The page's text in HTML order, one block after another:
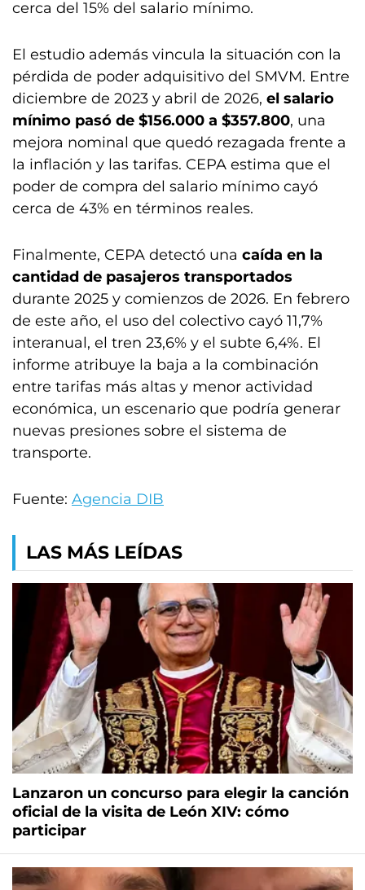
cerca del 15% del salario mínimo.
El estudio además vincula la situación con la
pérdida de poder adquisitivo del SMVM. Entre
diciembre de 2023 y abril de 2026, el salario
mínimo pasó de $156.000 a $357.800, una
mejora nominal que quedó rezagada frente a
la inflación y las tarifas. CEPA estima que el
poder de compra del salario mínimo cayó
cerca de 43% en términos reales.
Finalmente, CEPA detectó una caída en la
cantidad de pasajeros transportados
durante 2025 y comienzos de 2026. En febrero
de este año, el uso del colectivo cayó 11,7%
interanual, el tren 23,6% y el subte 6,4%. El
informe atribuye la baja a la combinación
entre tarifas más altas y menor actividad
económica, un escenario que podría generar
nuevas presiones sobre el sistema de
transporte.
Fuente: Agencia DIB
LAS MÁS LEÍDAS
Lanzaron un concurso para elegir la canción
oficial de la visita de León XIV: cómo
participar